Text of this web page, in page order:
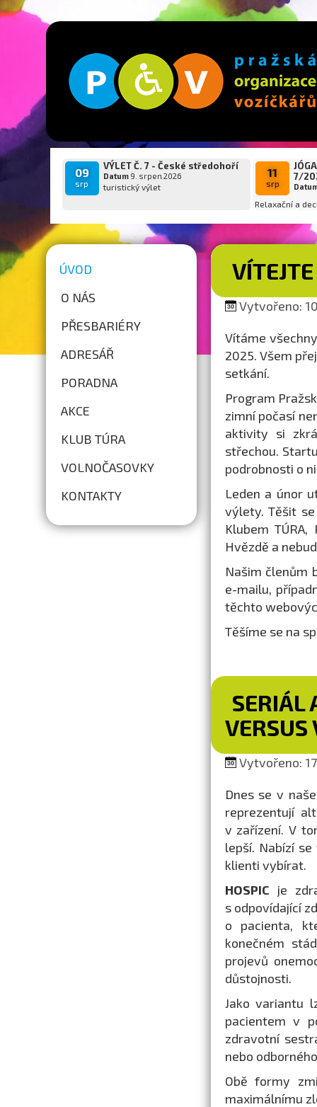
09
srp
VÝLET Č. 7 - České středohoří
Datum9. srpen 2026
turistický výlet
11
srp
7/
Relaxační a
ÚVOD
O NÁS
PŘESBARIÉRY
ADRESÁŘ
PORADNA
AKCE
KLUB TÚRA
VOLNOČASOVKY
KONTAKTY
Vytvořeno:
Vítáme
2025. Všem
setkání.
Program
zimní počasí
aktivity si
střechou.
podrobnosti o
Leden a únor
výlety. Těšit se
Klubem
Hvězdě a
Našim členům
e-mailu,
těchto
Těšíme se na
SERIÁL
VERSUS
Vytvořeno:
Dnes se v
reprezentují
v zařízení. V
lepší. Nabízí
klienti vybírat.
HOSPIC je
s odpovídající
o pacienta,
konečném
projevů
důstojnosti.
Jako variantu
pacientem v
zdravotní
nebo
Obě formy
maximálnímu